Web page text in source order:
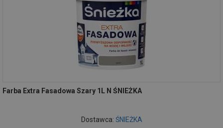
Farba Extra Fasadowa Szary 1L N ŚNIEŻKA
Dostawca: ŚNIEŻKA